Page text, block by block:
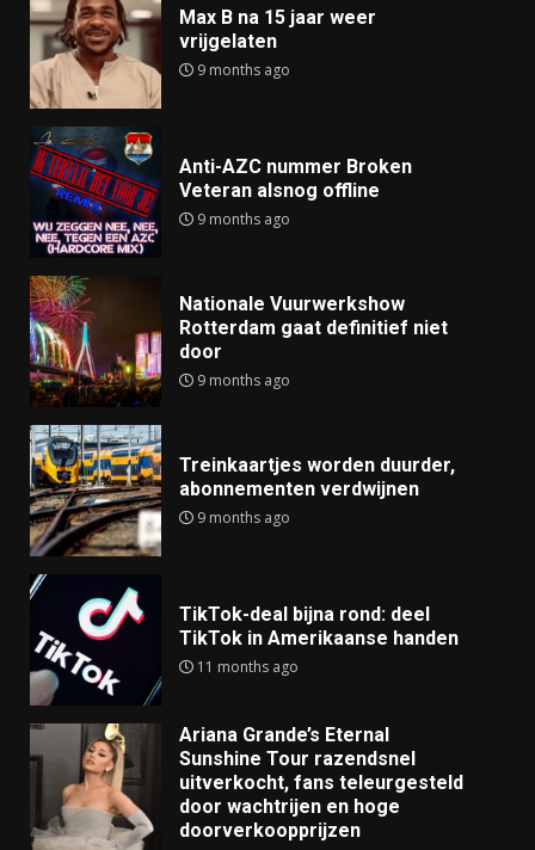
Max B na 15 jaar weer
vrijgelaten
9 months ago
Anti-AZC nummer Broken
Veteran alsnog offline
9 months ago
Nationale Vuurwerkshow
Rotterdam gaat definitief niet
door
9 months ago
Treinkaartjes worden duurder,
abonnementen verdwijnen
9 months ago
TikTok-deal bijna rond: deel
TikTok in Amerikaanse handen
11 months ago
Ariana Grande’s Eternal
Sunshine Tour razendsnel
uitverkocht, fans teleurgesteld
door wachtrijen en hoge
doorverkoopprijzen